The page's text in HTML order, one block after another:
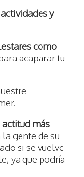
y
como
acaparar tu
actitud más
gente de su
si se vuelve
ya que podría